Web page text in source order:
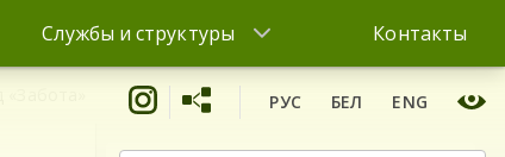
Службы и структуры Контакты
РУС БЕЛ ENG